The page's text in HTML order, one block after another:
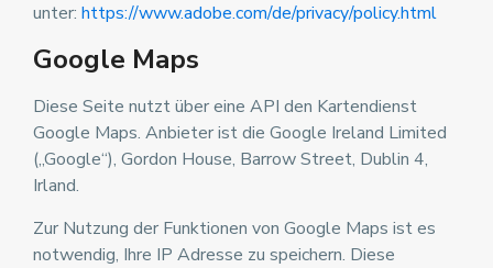
unter: https://www.adobe.com/de/privacy/policy.html
Google Maps
Diese Seite nutzt über eine API den Kartendienst
Google Maps. Anbieter ist die Google Ireland Limited
(„Google“), Gordon House, Barrow Street, Dublin 4,
Irland.
Zur Nutzung der Funktionen von Google Maps ist es
notwendig, Ihre IP Adresse zu speichern. Diese